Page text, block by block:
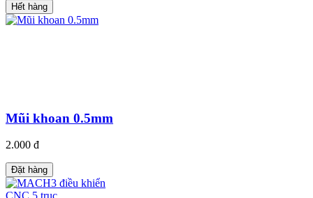
Hết hàng
Mũi khoan 0.5mm
2.000 đ
Đặt hàng